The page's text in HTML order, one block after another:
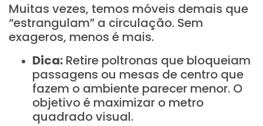
Muitas vezes, temos móveis demais que
“estrangulam” a circulação. Sem
exageros, menos é mais.
Dica: Retire poltronas que bloqueiam
passagens ou mesas de centro que
fazem o ambiente parecer menor. O
objetivo é maximizar o metro
quadrado visual.